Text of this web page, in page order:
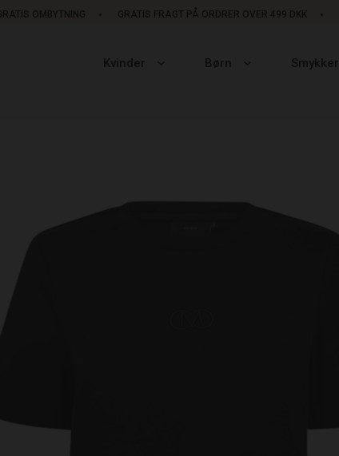
GRATIS OMBYTNING GRATIS FRAGT PÅ ORDRER OVER 499 DKK
Kvinder Børn Smykker